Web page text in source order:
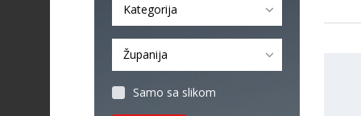
Kategorija
Županija
Samo sa slikom